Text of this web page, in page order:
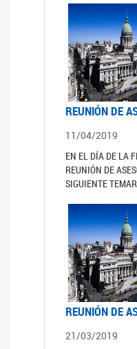
REUNIÓN DE
11/04/2019
EN EL DÍA DE LA
REUNIÓN DE
SIGUIENTE
REUNIÓN DE
21/03/2019